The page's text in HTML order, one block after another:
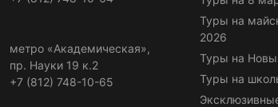
метро «Академическая»,
пр. Науки 19 к.2
+7 (812) 748-10-65
Туры на
2026
Туры на
Туры на